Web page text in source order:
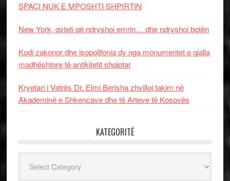
SPAÇI NUK E MPOSHTI SHPIRTIN
New York, qyteti që ndryshoi emrin… dhe ndryshoi botën
Kodi zakonor dhe isopolifonia dy nga monumentet e gjalla
madhështore të antikitetit shqiptar
Kryetari i Vatrës Dr. Elmi Berisha zhvilloi takim në
Akademinë e Shkencave dhe të Arteve të Kosovës
KATEGORITË